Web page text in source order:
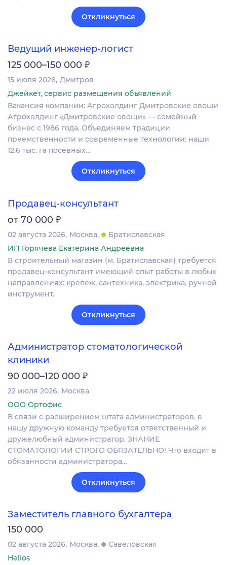
Откликнуться
Ведущий инженер-логист
125 000–150 000 ₽
15 июля 2026 Дмитров
Джейкет, сервис размещения объявлений
Вакансия компании: Агрохолдинг Дмитровские овощи
Агрохолдинг «Дмитровские овощи» — семейный
бизнес с 1986 года. Объединяем традиции
преемственности и современные технологии: наши
12,6 тыс. га посевных…
Откликнуться
Продавец-консультант
от 70 000 ₽
02 августа 2026 Москва
Братиславская
ИП Горячева Екатерина Андреевна
В строительный магазин (м. Братиславская) требуется
продавец-консультант имеющий опыт работы в любых
направлениях: крепеж, сантехника, электрика, ручной
инструмент.
Откликнуться
Администратор стоматологической
клиники
90 000–120 000 ₽
22 июля 2026 Москва
ООО Ортофис
В связи с расширением штата администраторов, в
нашу дружную команду требуется ответственный и
дружелюбный администратор. ЗНАНИЕ
СТОМАТОЛОГИИ СТРОГО ОБЯЗАТЕЛЬНО! Что входит в
обязанности администратора…
Откликнуться
Заместитель главного бухгалтера
150 000
02 августа 2026 Москва
Савеловская
Helios